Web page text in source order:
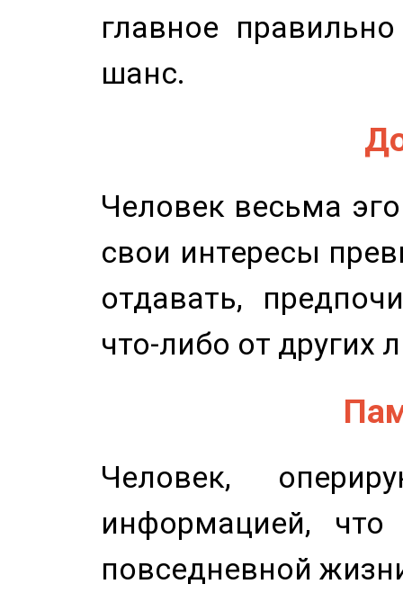
главное
шанс.
Человек весьма
свои интересы
отдавать,
что-либо от других
Человек,
информацией,
повседневной